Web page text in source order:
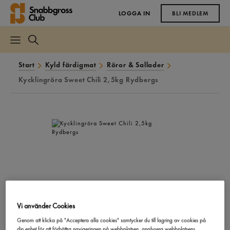
LOGGA IN BLI MEDLEM
Start Kyld färdigmat
Röror & Sallader
Kycklingröra Sweet Chili 2,5kg Rydbergs
Vi använder Cookies
Genom att klicka på "Acceptera alla cookies" samtycker du till lagring av cookies på